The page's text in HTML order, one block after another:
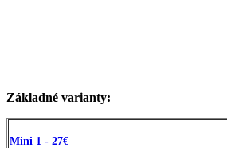
Základné varianty:
Mini 1 - 27€